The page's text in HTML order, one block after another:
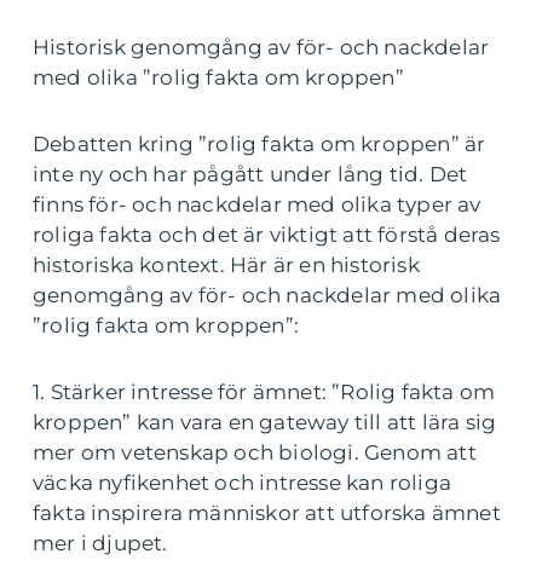
Historisk genomgång av för- och nackdelar
med olika ”rolig fakta om kroppen”
Debatten kring ”rolig fakta om kroppen” är
inte ny och har pågått under lång tid. Det
finns för- och nackdelar med olika typer av
roliga fakta och det är viktigt att förstå deras
historiska kontext. Här är en historisk
genomgång av för- och nackdelar med olika
”rolig fakta om kroppen”:
1. Stärker intresse för ämnet: ”Rolig fakta om
kroppen” kan vara en gateway till att lära sig
mer om vetenskap och biologi. Genom att
väcka nyfikenhet och intresse kan roliga
fakta inspirera människor att utforska ämnet
mer i djupet.